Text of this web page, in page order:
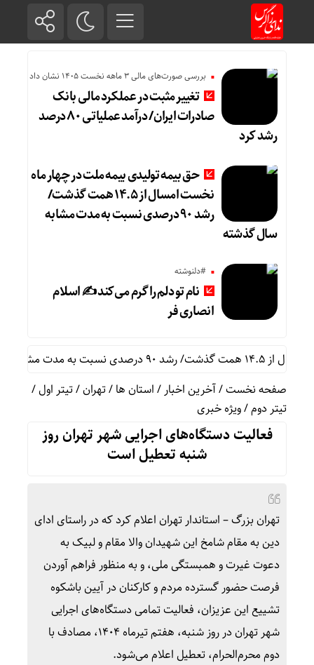
بررسی صورت‌های مالی 3 ماهه نخست 1405 نشان داد
تغییر مثبت در عملکرد مالی بانک
صادرات ایران/ درآمد عملیاتی ۸۰ درصد
رشد کرد
حق بیمه تولیدی بیمه ملت در چهار ماه
نخست امسال از ۱۴.۵ همت گذشت/
رشد ۹۰ درصدی نسبت به مدت مشابه
سال گذشته
#دلنوشته
نام تو دلم را گرم می‌کند ✍️ اسلام
انصاری فر
صفحه نخست/آخرین اخبار/استان ها/تهران/تیتر اول/
تیتر دوم/ویژه خبری
فعالیت دستگاه‌های اجرایی شهر تهران روز
شنبه تعطیل است
تهران بزرگ – استاندار تهران اعلام کرد که در راستای ادای
دین به مقام شامخ این شهیدان والا مقام و لبیک به
دعوت غیرت و همبستگی ملی، و به منظور فراهم آوردن
فرصت حضور گسترده مردم و کارکنان در آیین باشکوه
تشییع این عزیزان، فعالیت تمامی دستگاه‌های اجرایی
شهر تهران در روز شنبه، هفتم تیرماه ۱۴۰۴، مصادف با
دوم محرم‌الحرام، تعطیل اعلام می‌شود.